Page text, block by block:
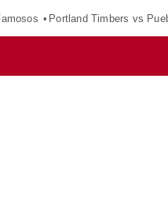
Portland Timbers vs